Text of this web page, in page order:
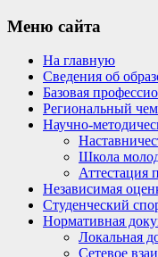
Меню сайта
На главную
Сведения об
Базовая
Региональный
Научно-
Школа
Аттестация
Независимая
Студенческий
Нормативная
Локальная
Сетевое